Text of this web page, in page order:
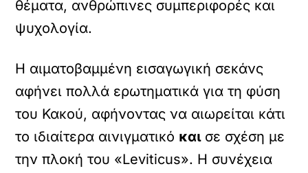
θέματα, ανθρώπινες συμπεριφορές και
ψυχολογία.
Η αιματοβαμμένη εισαγωγική σεκάνς
αφήνει πολλά ερωτηματικά για τη φύση
του Κακού, αφήνοντας να αιωρείται κάτι
το ιδιαίτερα αινιγματικό καισε σχέση με
την πλοκή του «Leviticus». Η συνέχεια